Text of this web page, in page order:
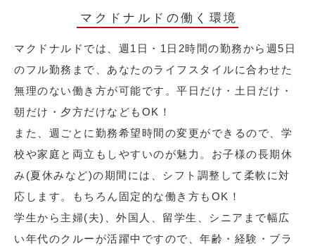
マクドナルドの働く環境
マクドナルドでは、週1日・1日2時間の勤務から週5日
のフル勤務まで、あなたのライフスタイルに合わせた
無理のない働き方が可能です。平日だけ・土日だけ・
朝だけ・夕方だけなどもOK！
また、週ごとに勤務希望時間の変更ができるので、学
校や家庭と両立もしやすいのが魅力。お子様の長期休
み(夏休みなど)の期間には、シフト調整して柔軟に対
応します。もちろん固定的な働き方もOK！
学生から主婦(夫)、外国人、留学生、シニアまで幅広
い年代のクルーが活躍中ですので、年齢・経験・ブラ